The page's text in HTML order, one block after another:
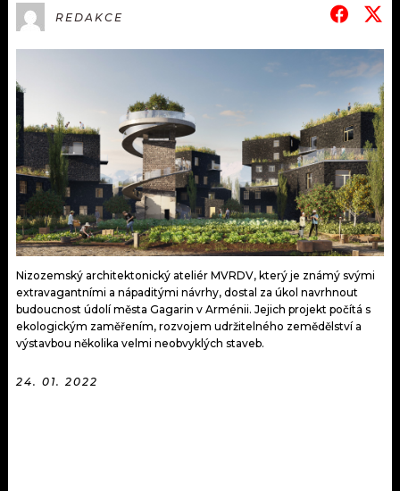
#NEBUDUDOMA
KALENDÁŘ
VIP
TRENDY
KULTURA
OSTATNÍ
APLIKACE
JAK NALADIT
SOUTĚŽE
REDAKCE
Nizozemský architektonický ateliér MVRDV, který je známý svými
extravagantními a nápaditými návrhy, dostal za úkol navrhnout
budoucnost údolí města Gagarin v Arménii. Jejich projekt počítá s
ekologickým zaměřením, rozvojem udržitelného zemědělství a
výstavbou několika velmi neobvyklých staveb.
24. 01. 2022